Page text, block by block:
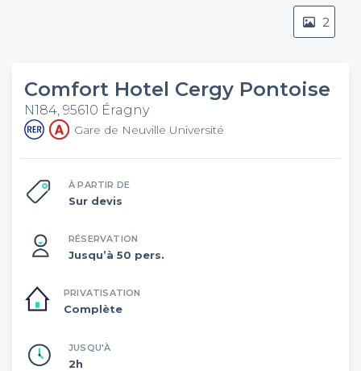
2
Comfort Hotel Cergy Pontoise
N184, 95610 Éragny
Gare de Neuville Université
À PARTIR DE
Sur devis
RÉSERVATION
Jusqu’à 50 pers.
PRIVATISATION
Complète
JUSQU'À
2h